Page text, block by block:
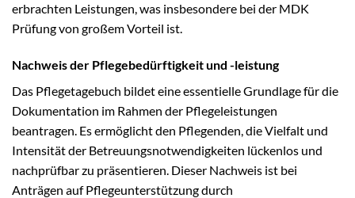
erbrachten Leistungen, was insbesondere bei der MDK
Prüfung von großem Vorteil ist.
Nachweis der Pflegebedürftigkeit und -leistung
Das Pflegetagebuch bildet eine essentielle Grundlage für die
Dokumentation im Rahmen der Pflegeleistungen
beantragen. Es ermöglicht den Pflegenden, die Vielfalt und
Intensität der Betreuungsnotwendigkeiten lückenlos und
nachprüfbar zu präsentieren. Dieser Nachweis ist bei
Anträgen auf Pflegeunterstützung durch